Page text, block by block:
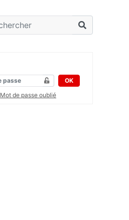
OK
Mot de passe oublié